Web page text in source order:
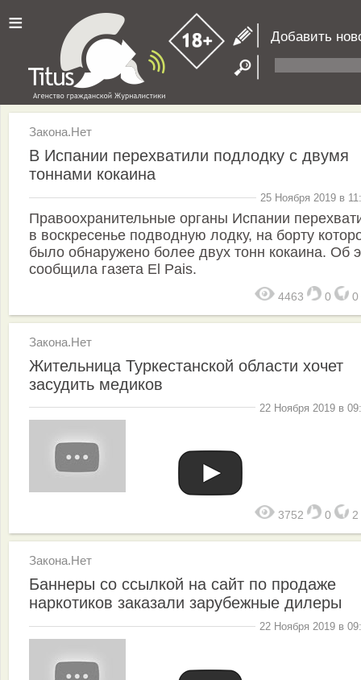
≡ Добавить
Закона.Нет
В Испании перехватили подлодку с двумя
тоннами кокаина
25 Ноября 2019 в
Правоохранительные органы Испании
в воскресенье подводную лодку, на борту
было обнаружено более двух тонн кокаина. Об
сообщила газета El Pais.
4463 0 0
Закона.Нет
Жительница Туркестанской области хочет
засудить медиков
22 Ноября 2019 в
3752 0 2
Закона.Нет
Баннеры со ссылкой на сайт по продаже
наркотиков заказали зарубежные дилеры
22 Ноября 2019 в